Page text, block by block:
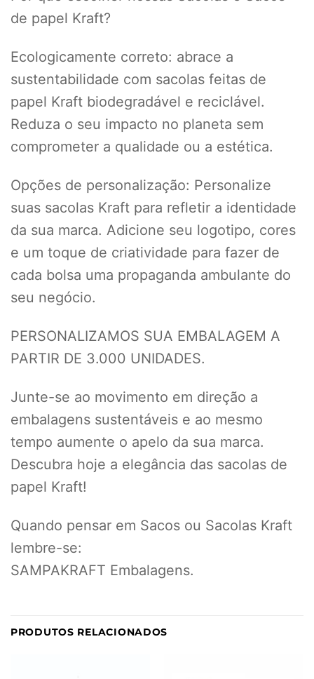
de papel Kraft?
Ecologicamente correto: abrace a
sustentabilidade com sacolas feitas de
papel Kraft biodegradável e reciclável.
Reduza o seu impacto no planeta sem
comprometer a qualidade ou a estética.
Opções de personalização: Personalize
suas sacolas Kraft para refletir a identidade
da sua marca. Adicione seu logotipo, cores
e um toque de criatividade para fazer de
cada bolsa uma propaganda ambulante do
seu negócio.
PERSONALIZAMOS SUA EMBALAGEM A
PARTIR DE 3.000 UNIDADES.
Junte-se ao movimento em direção a
embalagens sustentáveis e ao mesmo
tempo aumente o apelo da sua marca.
Descubra hoje a elegância das sacolas de
papel Kraft!
Quando pensar em Sacos ou Sacolas Kraft
lembre-se:
SAMPAKRAFT Embalagens.
PRODUTOS RELACIONADOS